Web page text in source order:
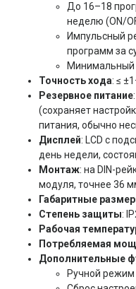
До 16–18
неделю (ON/
Импульсный
программ за
Минимальный
Точность хода: ≤
Резервное питание
(сохраняет
питания, обычно
Дисплей: LCD с
день недели,
Монтаж: на DIN-
модуля, точнее 36
Габаритные
Степень защиты:
Рабочая
Потребляемая
Дополнительные
Ручной режим